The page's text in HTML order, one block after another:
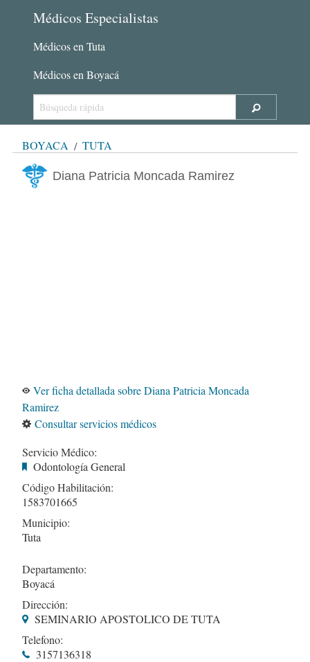
Médicos Especialistas
Médicos en Tuta
Médicos en Boyacá
BOYACÁ TUTA
Diana Patricia Moncada Ramirez
Ver ficha detallada sobre Diana Patricia Moncada
Ramirez
Consultar servicios médicos
Servicio Médico:
Odontología General
Código Habilitación:
1583701665
Municipio:
Tuta
Departamento:
Boyacá
Dirección:
SEMINARIO APOSTOLICO DE TUTA
Telefono:
3157136318